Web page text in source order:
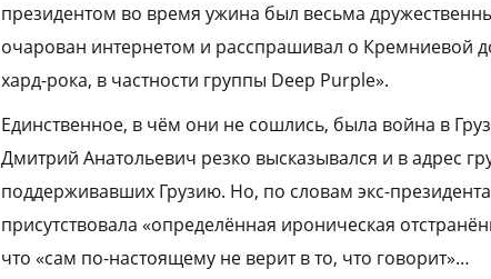
президентом во время ужина был весьма
очарован интернетом и расспрашивал о Кремниевой
хард-рока, в частности группы Deep Purple».
Единственное, в чём они не сошлись, была война в
Дмитрий Анатольевич резко высказывался и в адрес
поддерживавших Грузию. Но, по словам экс-
присутствовала «определённая ироническая
что «сам по-настоящему не верит в то, что говорит»…